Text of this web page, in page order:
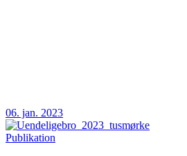
06. jan. 2023
Publikation